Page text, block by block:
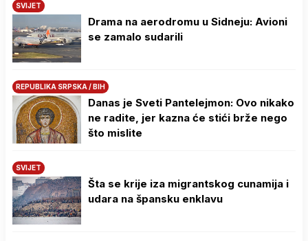
SVIJET
Drama na aerodromu u Sidneju: Avioni
se zamalo sudarili
REPUBLIKA SRPSKA / BIH
Danas je Sveti Pantelejmon: Ovo nikako
ne radite, jer kazna će stići brže nego
što mislite
SVIJET
Šta se krije iza migrantskog cunamija i
udara na špansku enklavu